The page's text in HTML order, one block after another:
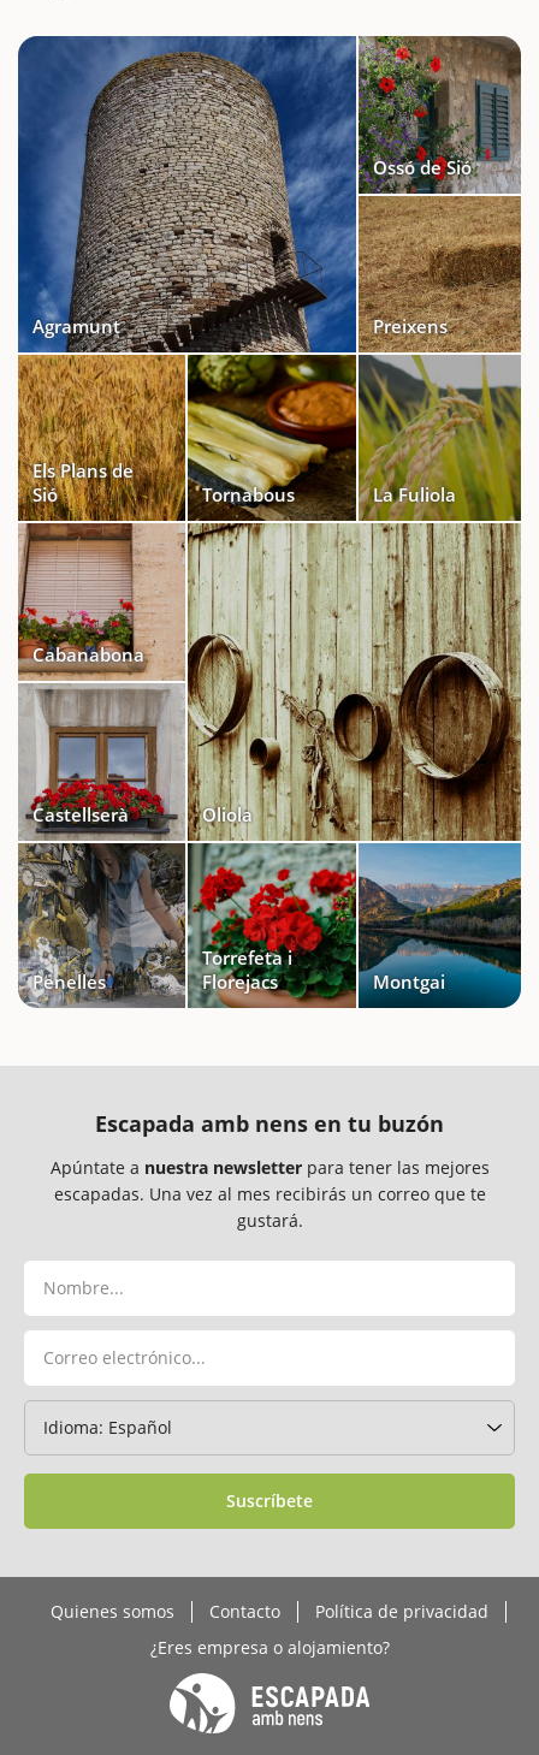
Agramunt
Ossó de Sió
Preixens
Els Plans de
Sió
Tornabous La Fuliola
Cabanabona
Castellserà Oliola
Penelles
Torrefeta i
Florejacs
Montgai
Escapada amb nens en tu buzón
Apúntate a nuestra newsletterpara tener las mejores
escapadas. Una vez al mes recibirás un correo que te
gustará.
Suscríbete
Quienes somos Contacto
Política de privacidad
¿Eres empresa o alojamiento?